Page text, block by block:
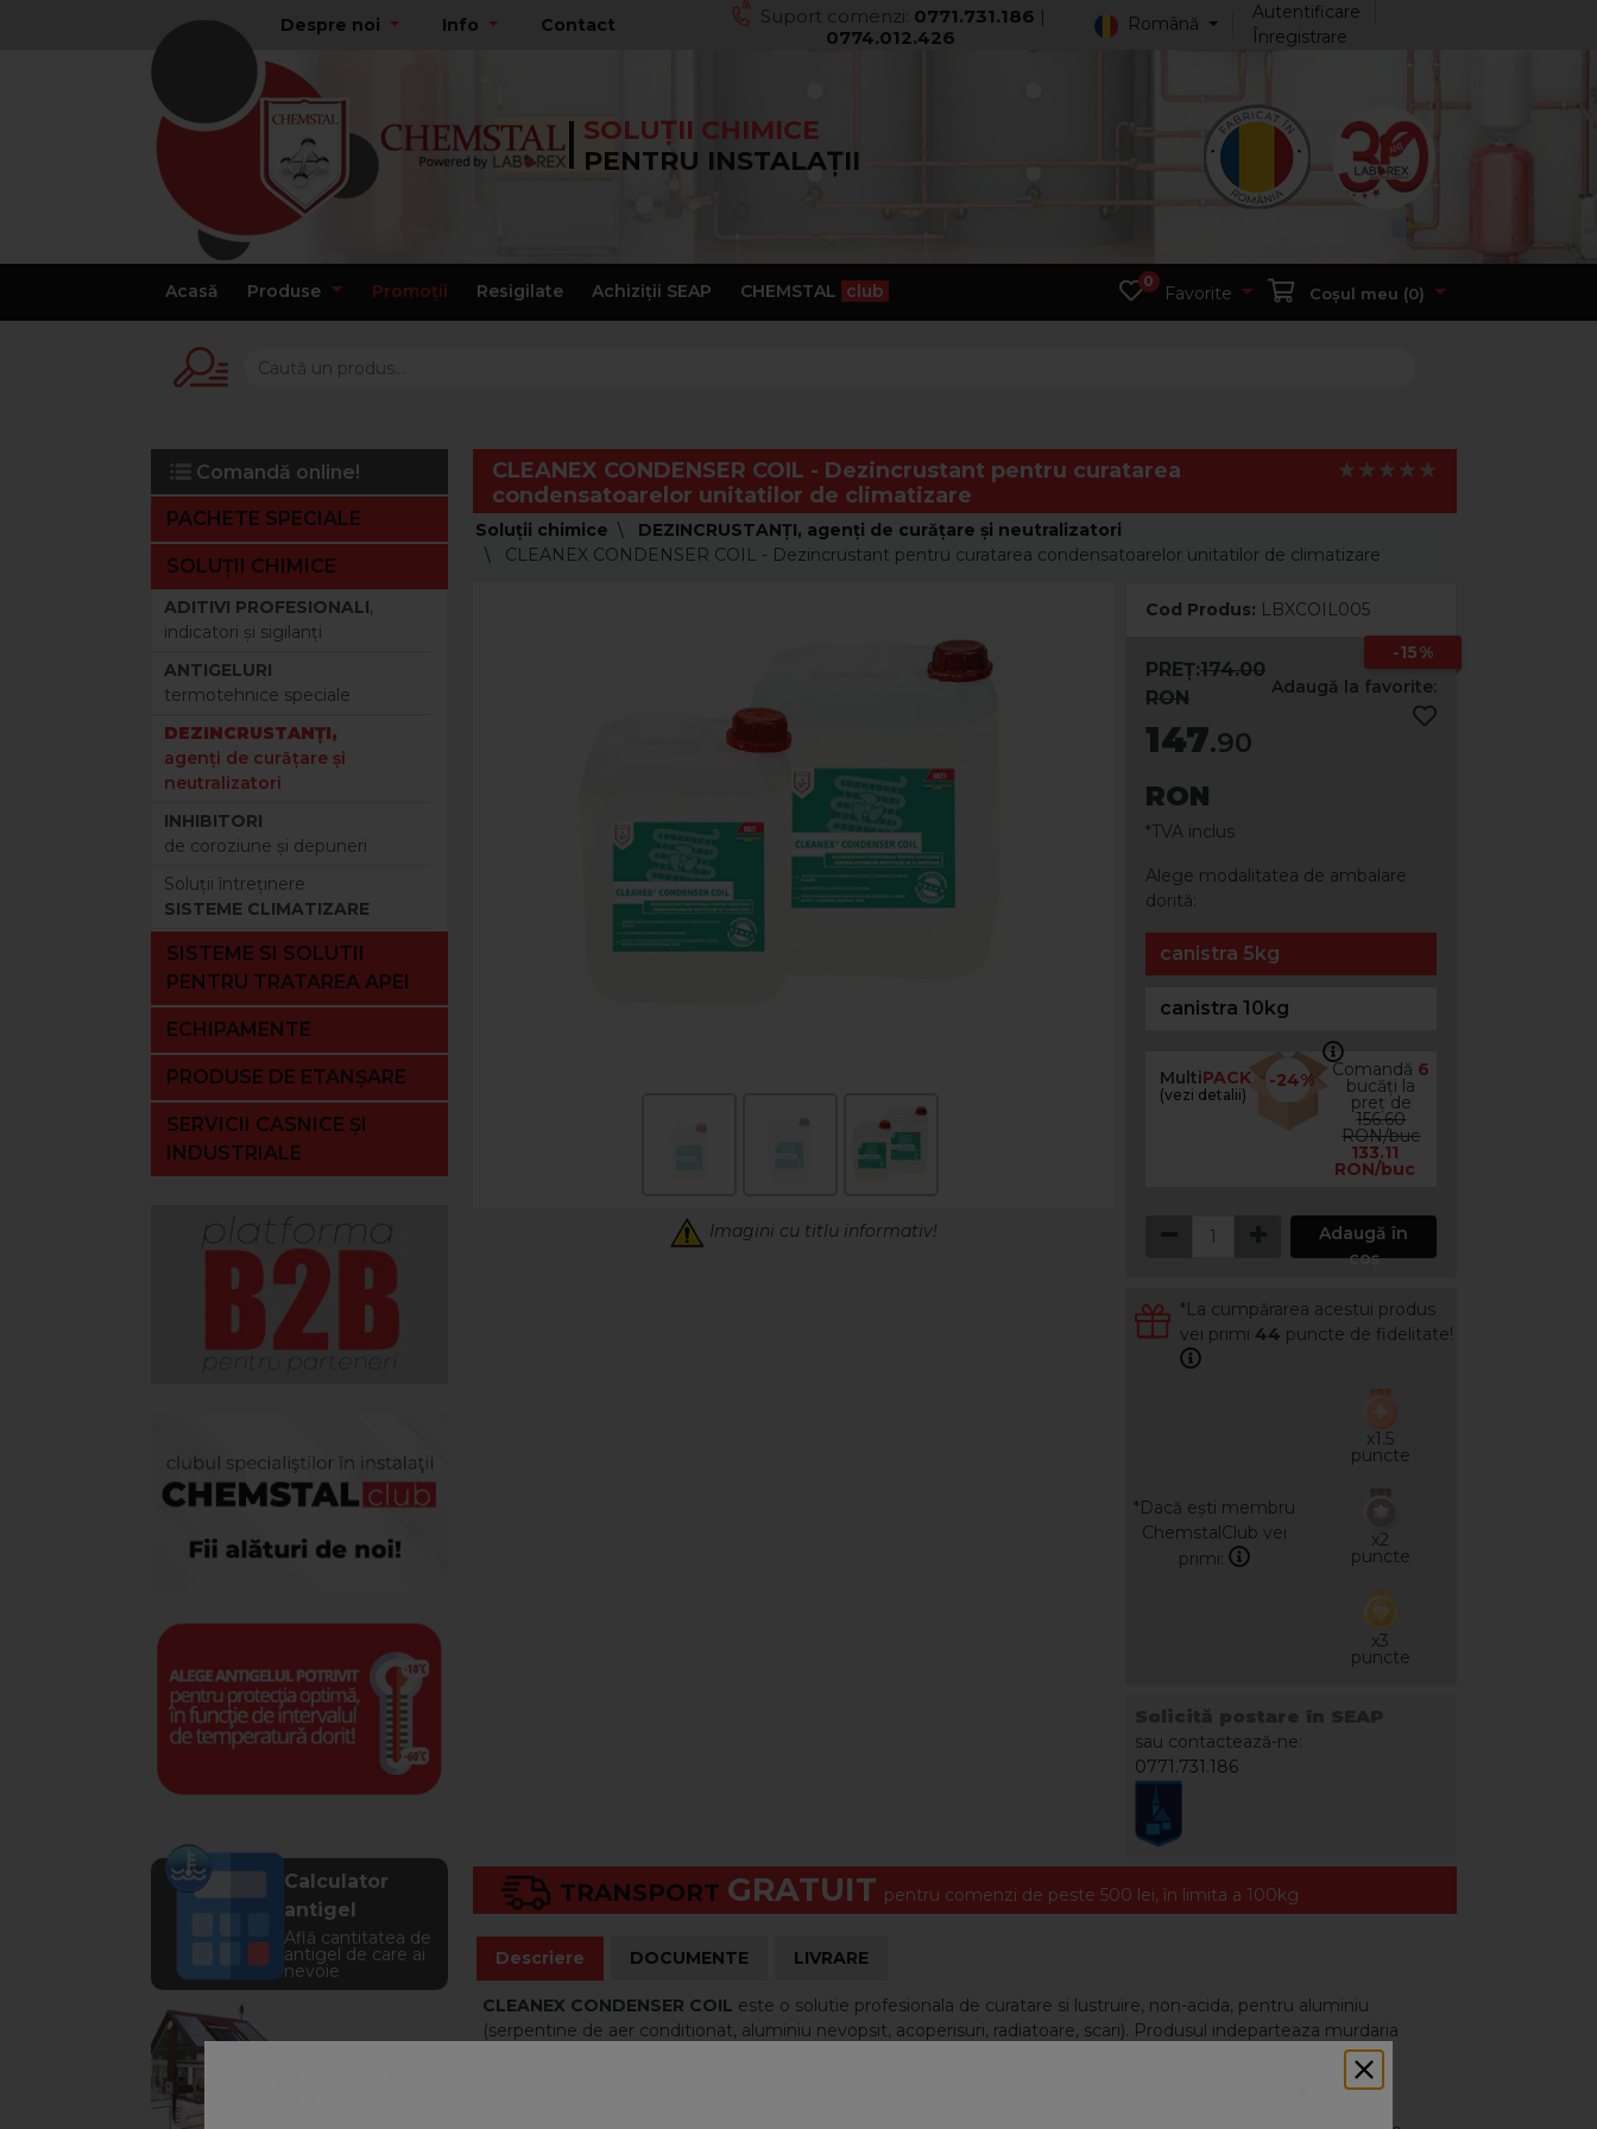
Despre noi Info Contact Suport comenzi: 0771.731.186 |
0774.012.426
Română
Autentificare
Înregistrare
SOLUȚII CHIMICE
PENTRU INSTALAȚII
Acasă Produse Promoții Resigilate Achiziții SEAP CHEMSTAL club 0
Favorite Coșul meu (0)
Comandă online!
PACHETE SPECIALE
SOLUȚII CHIMICE
ADITIVI PROFESIONALI,
indicatori şi sigilanţi
ANTIGELURI
termotehnice speciale
DEZINCRUSTANŢI,
agenţi de curăţare şi
neutralizatori
INHIBITORI
de coroziune şi depuneri
Soluţii întreţinere
SISTEME CLIMATIZARE
SISTEME SI SOLUTII
PENTRU TRATAREA APEI
ECHIPAMENTE
PRODUSE DE ETANȘARE
SERVICII CASNICE ȘI
INDUSTRIALE
Calculator
antigel
Află cantitatea de
antigel de care ai
nevoie
CLEANEX CONDENSER COIL - Dezincrustant pentru curatarea
condensatoarelor unitatilor de climatizare
Soluții chimice
DEZINCRUSTANŢI, agenţi de curăţare şi neutralizatori
CLEANEX CONDENSER COIL - Dezincrustant pentru curatarea condensatoarelor unitatilor de climatizare
Imagini cu titlu informativ!
Cod Produs: LBXCOIL005
-15%
Adaugă la favorite:
PREȚ:174.00
RON
147.90
RON
*TVA inclus
Alege modalitatea de ambalare
dorită:
canistra 5kg
canistra 10kg
MultiPACK
(vezi detalii)
-24% Comandă 6
bucăți la
preț de
156.60
RON/buc
133.11
RON/buc
Adaugă în
coș
*La cumpărarea acestui produs
vei primi 44 puncte de fidelitate!
*Dacă ești membru
ChemstalClub vei
primi:
x1.5
puncte
x2
puncte
x3
puncte
sau contactează-ne:
0771.731.186
TRANSPORT GRATUIT pentru comenzi de peste 500 lei, în limita a 100kg
Descriere DOCUMENTE LIVRARE
CLEANEX CONDENSER COIL este o solutie profesionala de curatare si lustruire, non-acida, pentru aluminiu
(serpentine de aer conditionat, aluminiu nevopsit, acoperisuri, radiatoare, scari). Produsul indeparteaza murdaria